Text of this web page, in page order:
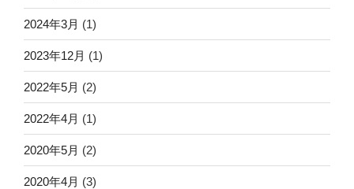
2024年3月 (1)
2023年12月 (1)
2022年5月 (2)
2022年4月 (1)
2020年5月 (2)
2020年4月 (3)